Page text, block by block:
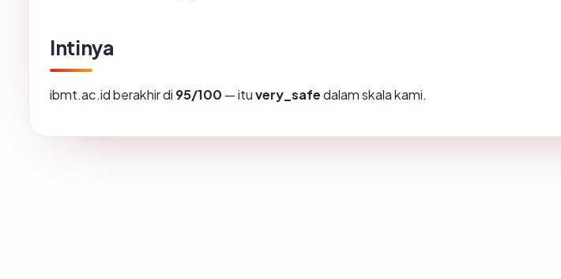
Intinya
ibmt.ac.id berakhir di 95/100 — ituvery_safedalam skala kami.